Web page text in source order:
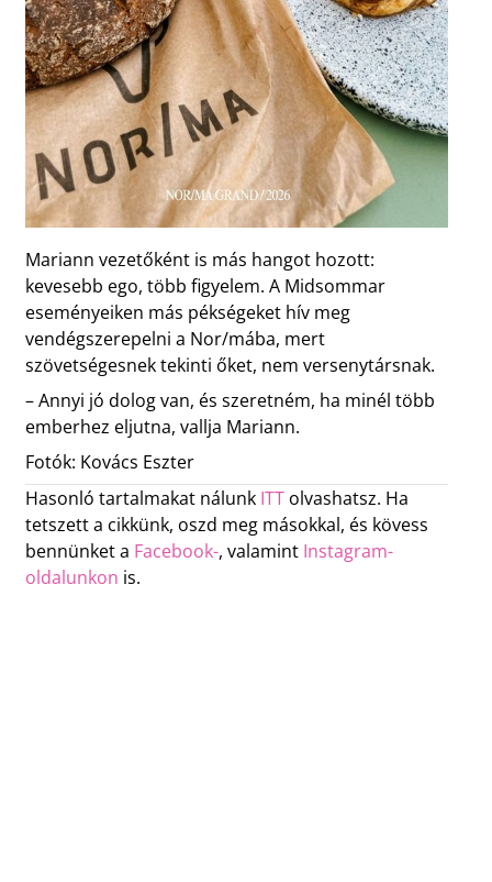
Mariann vezetőként is más hangot hozott:
kevesebb ego, több figyelem. A Midsommar
eseményeiken más pékségeket hív meg
vendégszerepelni a Nor/mába, mert
szövetségesnek tekinti őket, nem versenytársnak.
– Annyi jó dolog van, és szeretném, ha minél több
emberhez eljutna, vallja Mariann.
Fotók: Kovács Eszter
Hasonló tartalmakat nálunk ITTolvashatsz. Ha
tetszett a cikkünk, oszd meg másokkal, és kövess
bennünket a Facebook-, valamint Instagram-
oldalunkon is.